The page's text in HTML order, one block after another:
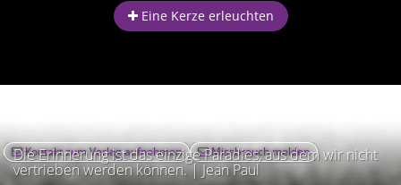
Eine Kerze erleuchten
Die Erinnerung ist das einzige Paradies, aus dem wir nicht
vertrieben werden können. | Jean Paul
Kontakt zum Verlag aufnehmen Missbrauch melden